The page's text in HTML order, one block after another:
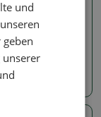
3/32"
1/4" (feine
und